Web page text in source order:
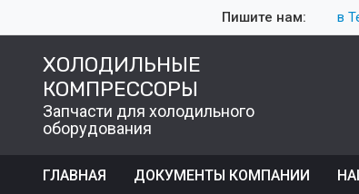
Пишите нам: в
ХОЛОДИЛЬНЫЕ
КОМПРЕССОРЫ
Запчасти для холодильного
оборудования
ГЛАВНАЯ ДОКУМЕНТЫ КОМПАНИИ